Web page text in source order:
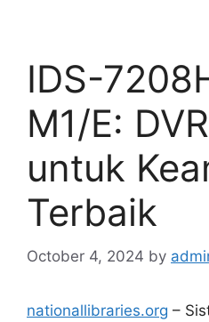
IDS-
M1/E:
untuk
Terbaik
October 4, 2024 by
nationallibraries.org –